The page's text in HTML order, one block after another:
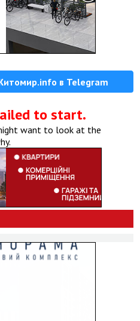
в Telegram
to start.
want to look at the